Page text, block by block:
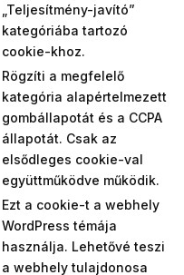
„Teljesítmény-javító”
kategóriába tartozó
cookie-khoz.
Rögzíti a megfelelő
kategória alapértelmezett
gombállapotát és a CCPA
állapotát. Csak az
elsődleges cookie-val
együttműködve működik.
Ezt a cookie-t a webhely
WordPress témája
használja. Lehetővé teszi
a webhely tulajdonosa